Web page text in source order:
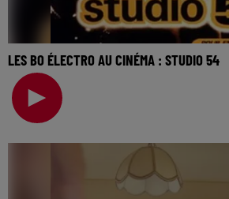
LES BO ÉLECTRO AU CINÉMA : STUDIO 54
La music story du jour c’est celle des
cinéma… Jouissive dans les films de